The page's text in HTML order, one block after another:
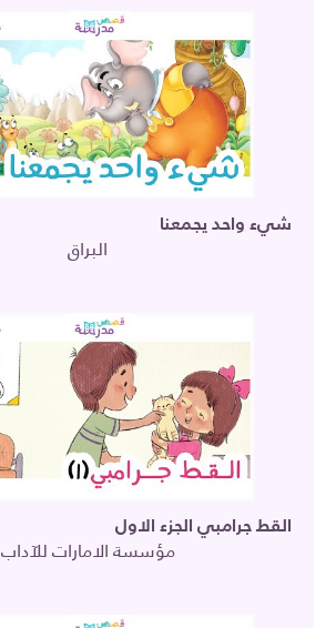
شيء واحد يجمعنا
البراق
القط جرامبي الجزء الاول
مؤسسة الامارات للآداب